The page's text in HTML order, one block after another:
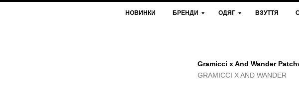
НОВИНКИ БРЕНДИ ОДЯГ ВЗУТТЯ
Gramicci x And Wander
GRAMICCI X AND WANDER